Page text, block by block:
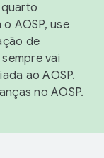
AOSP, use
de
sempre vai
ao AOSP.
no AOSP.